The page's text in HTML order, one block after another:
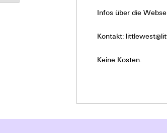
Infos über die
Kontakt:
Keine Kosten.